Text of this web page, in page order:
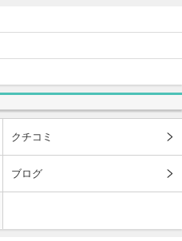
クチコミ
ブログ